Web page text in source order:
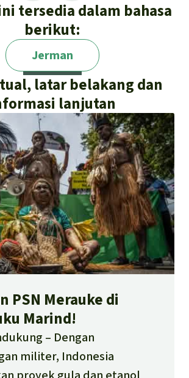
tersedia dalam bahasa
berikut:
Jerman
latar belakang dan
lanjutan
PSN Merauke di
Marind!
Dengan
militer, Indonesia